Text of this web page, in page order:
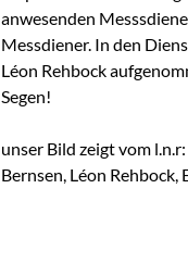
anwesenden
Messdiener. In den
Léon Rehbock
Segen!
unser Bild zeigt vom
Bernsen, Léon